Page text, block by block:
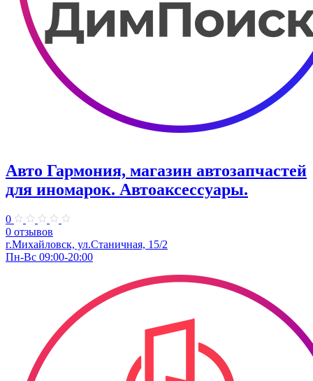
Авто Гармония, магазин автозапчастей
для иномарок. Автоаксессуары.
0
0 отзывов
г.Михайловск, ул.Станичная, 15/2
Пн-Вс 09:00-20:00